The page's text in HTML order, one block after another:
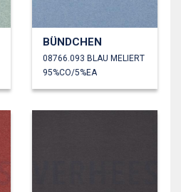
BÜNDCHEN
08766.093 BLAU MELIERT
95%CO/5%EA